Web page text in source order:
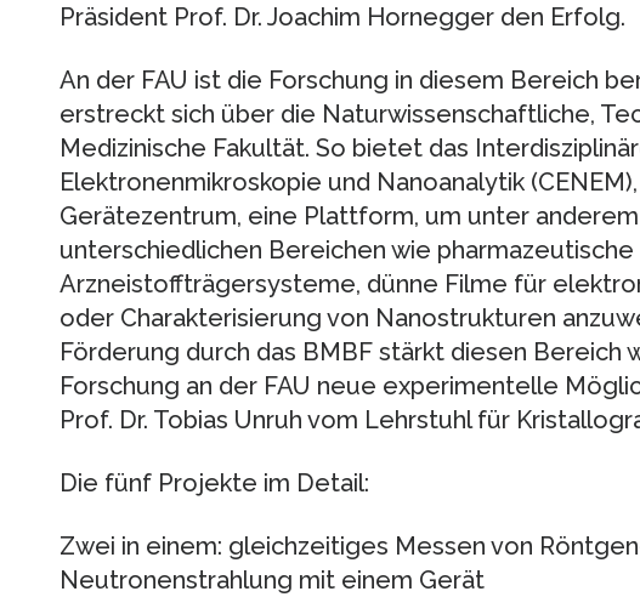
Präsident Prof. Dr. Joachim Hornegger den Erfolg.
An der FAU ist die Forschung in diesem Bereich
erstreckt sich über die Naturwissenschaftliche,
Medizinische Fakultät. So bietet das
Elektronenmikroskopie und Nanoanalytik
Gerätezentrum, eine Plattform, um unter
unterschiedlichen Bereichen wie pharmazeutische
Arzneistoffträgersysteme, dünne Filme für
oder Charakterisierung von Nanostrukturen
Förderung durch das BMBF stärkt diesen Bereich
Forschung an der FAU neue experimentelle
Prof. Dr. Tobias Unruh vom Lehrstuhl für
Die fünf Projekte im Detail:
Zwei in einem: gleichzeitiges Messen von
Neutronenstrahlung mit einem Gerät